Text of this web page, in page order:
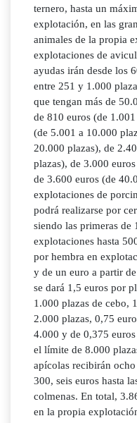
ternero, hasta un
explotación, en las
animales de la propia
explotaciones de
ayudas irán desde los
entre 251 y 1.000
que tengan más de
de 810 euros (de
(de 5.001 a 10.000
20.000 plazas), de
plazas), de 3.000
de 3.600 euros (de
explotaciones de
podrá realizarse por
siendo las primeras de
explotaciones hasta
por hembra en
y de un euro a partir
se dará 1,5 euros por
1.000 plazas de cebo,
2.000 plazas, 0,75
4.000 y de 0,375
el límite de 8.000
apícolas recibirán
300, seis euros hasta
colmenas. En total,
en la propia